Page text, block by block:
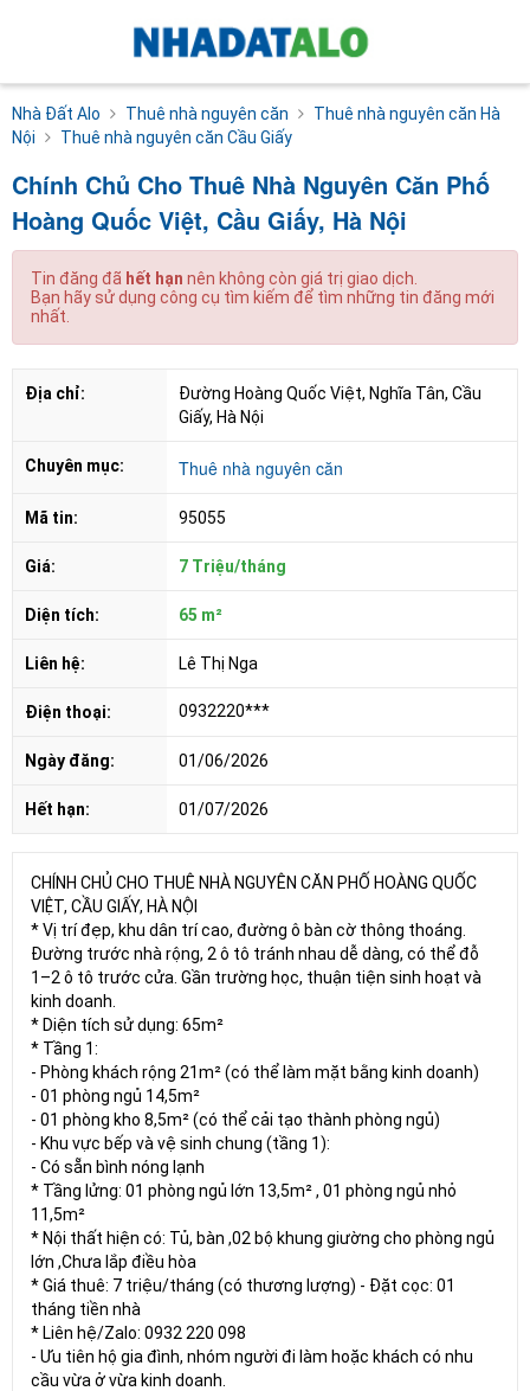
Nhà Đất Alo Thuê nhà nguyên căn
Thuê nhà nguyên căn Hà
Nội
Thuê nhà nguyên căn Cầu Giấy
Chính Chủ Cho Thuê Nhà Nguyên Căn Phố
Hoàng Quốc Việt, Cầu Giấy, Hà Nội
Tin đăng đã hết hạn nên không còn giá trị giao dịch.
Bạn hãy sử dụng công cụ tìm kiếm để tìm những tin đăng mới
nhất.
Địa chỉ:
Đường Hoàng Quốc Việt, Nghĩa Tân, Cầu
Giấy, Hà Nội
Chuyên mục: Thuê nhà nguyên căn
Mã tin: 95055
Giá: 7 Triệu/tháng
Diện tích: 65 m²
Liên hệ: Lê Thị Nga
Điện thoại: 0932220***
Ngày đăng: 01/06/2026
Hết hạn: 01/07/2026
CHÍNH CHỦ CHO THUÊ NHÀ NGUYÊN CĂN PHỐ HOÀNG QUỐC
VIỆT, CẦU GIẤY, HÀ NỘI
* Vị trí đẹp, khu dân trí cao, đường ô bàn cờ thông thoáng.
Đường trước nhà rộng, 2 ô tô tránh nhau dễ dàng, có thể đỗ
1–2 ô tô trước cửa. Gần trường học, thuận tiện sinh hoạt và
kinh doanh.
* Diện tích sử dụng: 65m²
* Tầng 1:
- Phòng khách rộng 21m² (có thể làm mặt bằng kinh doanh)
- 01 phòng ngủ 14,5m²
- 01 phòng kho 8,5m² (có thể cải tạo thành phòng ngủ)
- Khu vực bếp và vệ sinh chung (tầng 1):
- Có sẵn bình nóng lạnh
* Tầng lửng: 01 phòng ngủ lớn 13,5m² , 01 phòng ngủ nhỏ
11,5m²
* Nội thất hiện có: Tủ, bàn ,02 bộ khung giường cho phòng ngủ
lớn ,Chưa lắp điều hòa
* Giá thuê: 7 triệu/tháng (có thương lượng) - Đặt cọc: 01
tháng tiền nhà
* Liên hệ/Zalo: 0932 220 098
- Ưu tiên hộ gia đình, nhóm người đi làm hoặc khách có nhu
cầu vừa ở vừa kinh doanh.